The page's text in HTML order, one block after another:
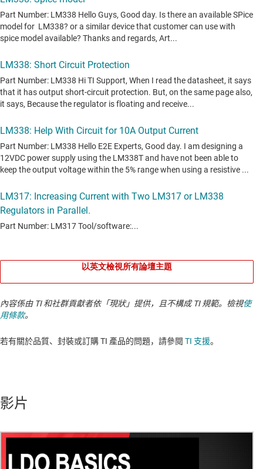
以英文檢視所有論壇主題
內容係由 TI 和社群貢獻者依「現狀」提供，且不構成 TI 規範。檢視使
用條款。
若有關於品質、封裝或訂購 TI 產品的問題，請參閱 TI 支援。​​​​​​​​​​​​​​
影片